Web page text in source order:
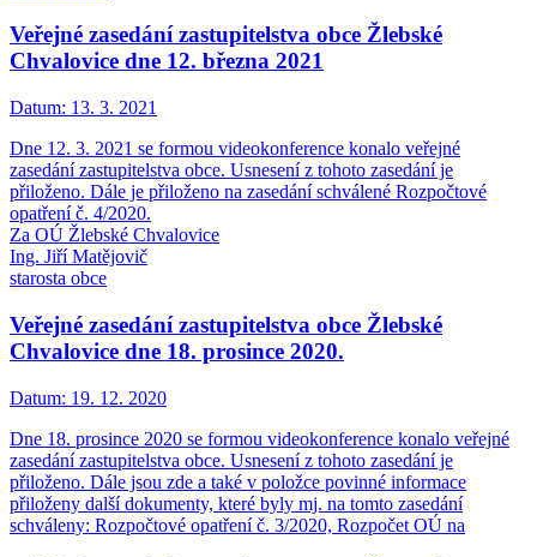
Veřejné zasedání zastupitelstva obce Žlebské
Chvalovice dne 12. března 2021
Datum: 13. 3. 2021
Dne 12. 3. 2021 se formou videokonference konalo veřejné
zasedání zastupitelstva obce. Usnesení z tohoto zasedání je
přiloženo. Dále je přiloženo na zasedání schválené Rozpočtové
opatření č. 4/2020.
Za OÚ Žlebské Chvalovice
Ing. Jiří Matějovič
starosta obce
Veřejné zasedání zastupitelstva obce Žlebské
Chvalovice dne 18. prosince 2020.
Datum: 19. 12. 2020
Dne 18. prosince 2020 se formou videokonference konalo veřejné
zasedání zastupitelstva obce. Usnesení z tohoto zasedání je
přiloženo. Dále jsou zde a také v položce povinné informace
přiloženy další dokumenty, které byly mj. na tomto zasedání
schváleny: Rozpočtové opatření č. 3/2020, Rozpočet OÚ na